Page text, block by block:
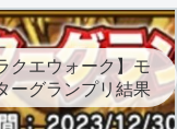
クエウォーク】モ
ーグランプリ結果